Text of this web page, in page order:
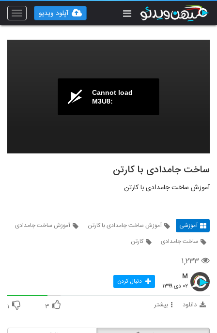
Toggle
آپلود ویدیو
Cannot load
M3U8:
ساخت جامدادی با کارتن
آموزش ساخت جامدادی با کارتن
آموزشی آموزش ساخت جامدادی با کارتن
آموزش ساخت جامدادی
ساخت جامدادی
کارتن
۱,۲۳۳
M
۰۲ دی ۱۳۹۹ دنبال کردن
دانلود بیشتر ۳ ۱